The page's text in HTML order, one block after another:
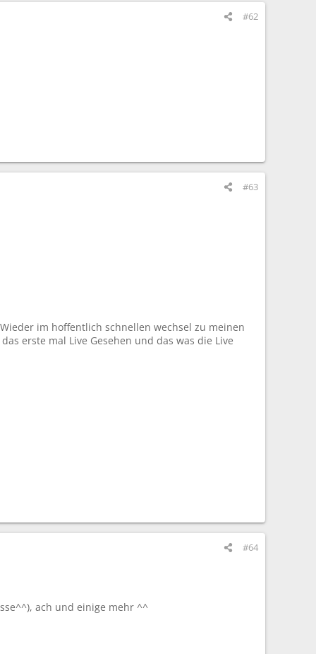
#62
#63
im hoffentlich schnellen wechsel zu meinen
erste mal Live Gesehen und das was die Live
#64
ach und einige mehr ^^